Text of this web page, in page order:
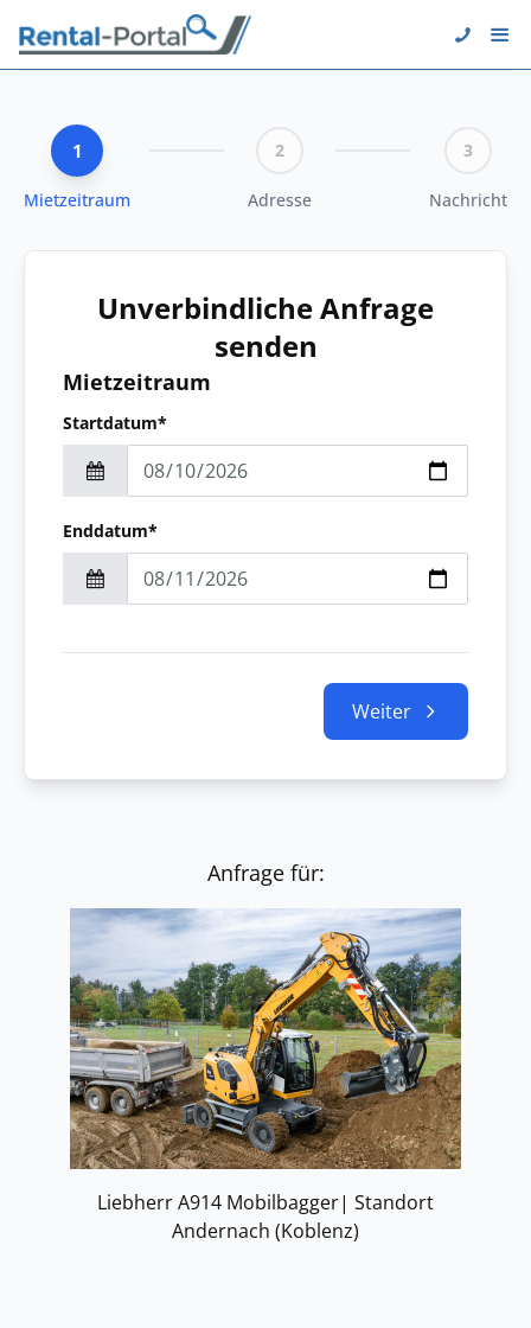
1
Mietzeitraum
2
Adresse
3
Nachricht
Unverbindliche Anfrage
senden
Mietzeitraum
Startdatum*
Enddatum*
Weiter
Anfrage für:
Liebherr A914 Mobilbagger| Standort
Andernach (Koblenz)